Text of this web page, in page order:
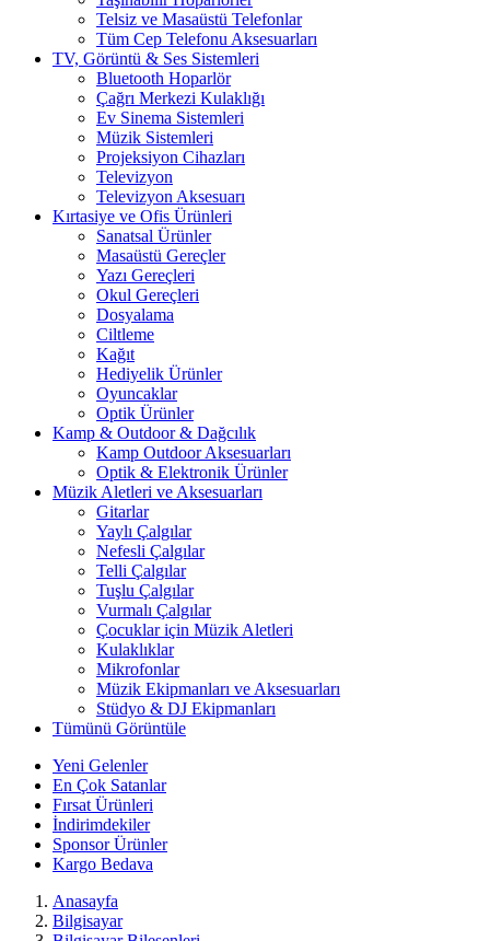
Telsiz ve Masaüstü Telefonlar
Tüm Cep Telefonu Aksesuarları
TV, Görüntü & Ses Sistemleri
Bluetooth Hoparlör
Çağrı Merkezi Kulaklığı
Ev Sinema Sistemleri
Müzik Sistemleri
Projeksiyon Cihazları
Televizyon
Televizyon Aksesuarı
Kırtasiye ve Ofis Ürünleri
Sanatsal Ürünler
Masaüstü Gereçler
Yazı Gereçleri
Okul Gereçleri
Dosyalama
Ciltleme
Kağıt
Hediyelik Ürünler
Oyuncaklar
Optik Ürünler
Kamp & Outdoor & Dağcılık
Kamp Outdoor Aksesuarları
Optik & Elektronik Ürünler
Müzik Aletleri ve Aksesuarları
Gitarlar
Yaylı Çalgılar
Nefesli Çalgılar
Telli Çalgılar
Tuşlu Çalgılar
Vurmalı Çalgılar
Çocuklar için Müzik Aletleri
Kulaklıklar
Mikrofonlar
Müzik Ekipmanları ve Aksesuarları
Stüdyo & DJ Ekipmanları
Tümünü Görüntüle
Yeni Gelenler
En Çok Satanlar
Fırsat Ürünleri
İndirimdekiler
Sponsor Ürünler
Kargo Bedava
Anasayfa
Bilgisayar